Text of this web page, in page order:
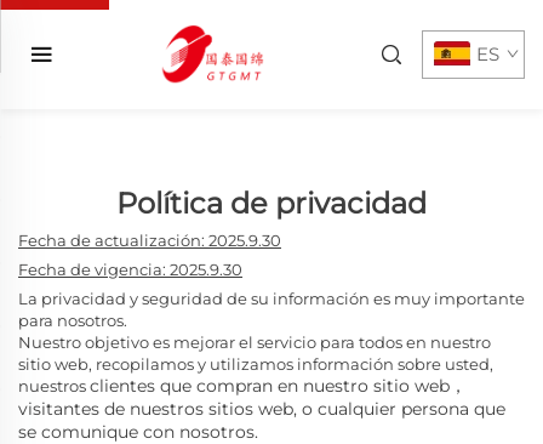
ES
Política de privacidad
Fecha de actualización: 2025.9.30
Fecha de vigencia: 2025.9.30
La privacidad y seguridad de su información es muy importante
para nosotros.
Nuestro objetivo es mejorar el servicio para todos en nuestro
sitio web, recopilamos y utilizamos información sobre usted,
nuestrosclientes que compran en nuestro sitio web，
visitantes de nuestros sitios web, o cualquier persona que
se comunique con nosotros.